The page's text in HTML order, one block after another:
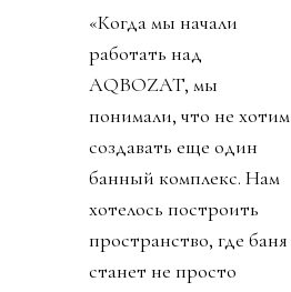
«Когда мы начали
работать над
AQBOZAT, мы
понимали, что не хотим
создавать еще один
банный комплекс. Нам
хотелось построить
пространство, где баня
станет не просто